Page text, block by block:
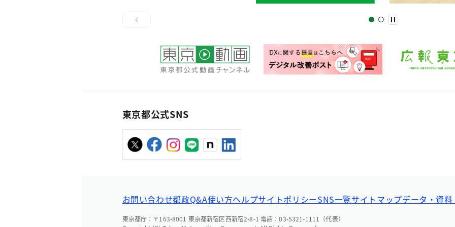
東京都公式SNS
お問い合わせ都政Q&A使い方ヘルプサイトポリシーSNS一覧サイトマップデータ・資
東京都庁：〒163-8001 東京都新宿区西新宿2-8-1 電話：03-5321-1111（代表）